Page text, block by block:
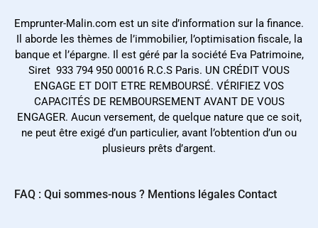
Emprunter-Malin.com est un site d’information sur la finance.
Il aborde les thèmes de l’immobilier, l’optimisation fiscale, la
banque et l’épargne. Il est géré par la société Eva Patrimoine,
Siret 933 794 950 00016 R.C.S Paris. UN CRÉDIT VOUS
ENGAGE ET DOIT ETRE REMBOURSÉ. VÉRIFIEZ VOS
CAPACITÉS DE REMBOURSEMENT AVANT DE VOUS
ENGAGER. Aucun versement, de quelque nature que ce soit,
ne peut être exigé d’un particulier, avant l’obtention d’un ou
plusieurs prêts d’argent.
FAQ : Qui sommes-nous ? Mentions légales Contact